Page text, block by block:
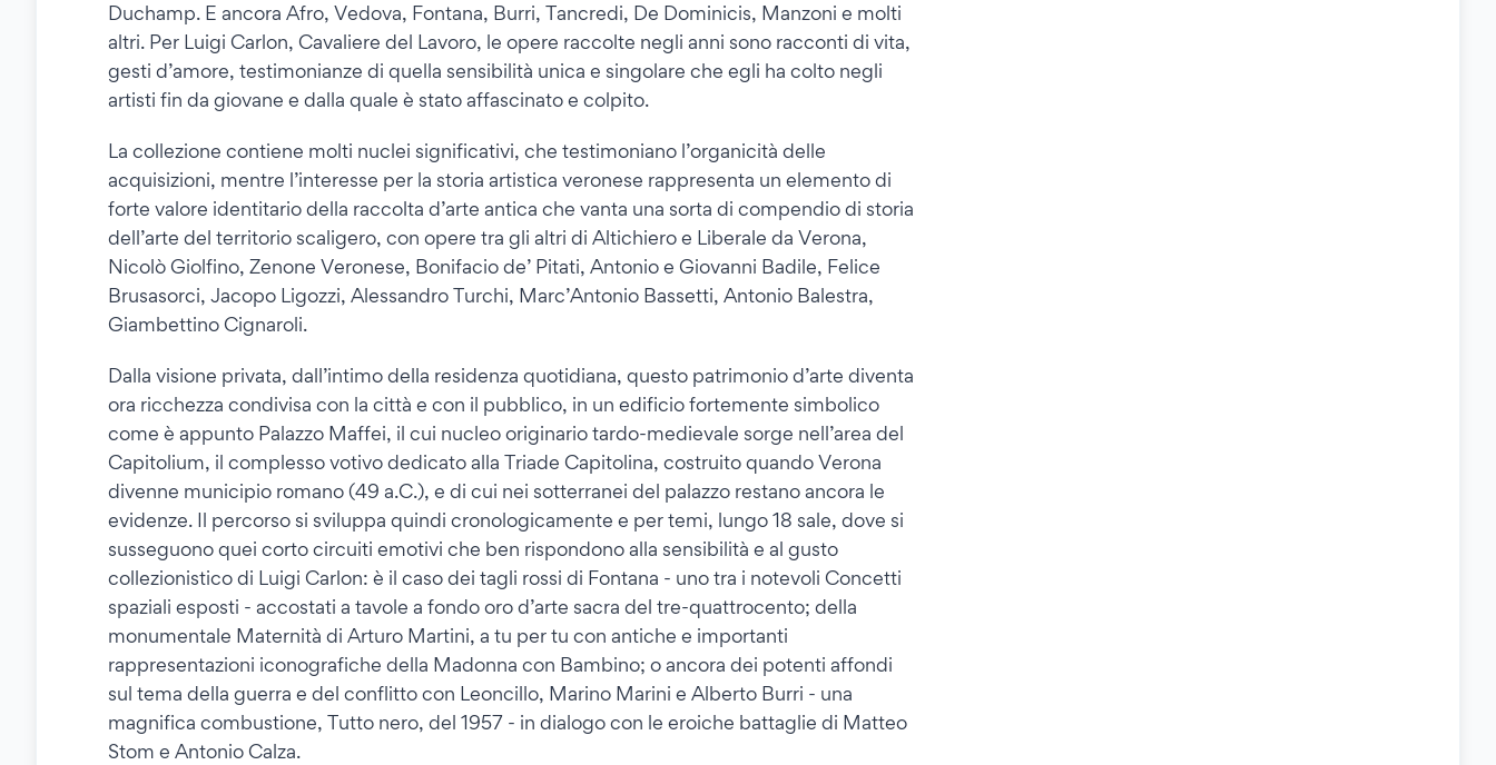
Duchamp. E ancora Afro, Vedova, Fontana, Burri, Tancredi, De Dominicis, Manzoni e molti
altri. Per Luigi Carlon, Cavaliere del Lavoro, le opere raccolte negli anni sono racconti di vita,
gesti d’amore, testimonianze di quella sensibilità unica e singolare che egli ha colto negli
artisti fin da giovane e dalla quale è stato affascinato e colpito.
La collezione contiene molti nuclei significativi, che testimoniano l’organicità delle
acquisizioni, mentre l’interesse per la storia artistica veronese rappresenta un elemento di
forte valore identitario della raccolta d’arte antica che vanta una sorta di compendio di storia
dell’arte del territorio scaligero, con opere tra gli altri di Altichiero e Liberale da Verona,
Nicolò Giolfino, Zenone Veronese, Bonifacio de’ Pitati, Antonio e Giovanni Badile, Felice
Brusasorci, Jacopo Ligozzi, Alessandro Turchi, Marc’Antonio Bassetti, Antonio Balestra,
Giambettino Cignaroli.
Dalla visione privata, dall’intimo della residenza quotidiana, questo patrimonio d’arte diventa
ora ricchezza condivisa con la città e con il pubblico, in un edificio fortemente simbolico
come è appunto Palazzo Maffei, il cui nucleo originario tardo-medievale sorge nell’area del
Capitolium, il complesso votivo dedicato alla Triade Capitolina, costruito quando Verona
divenne municipio romano (49 a.C.), e di cui nei sotterranei del palazzo restano ancora le
evidenze. Il percorso si sviluppa quindi cronologicamente e per temi, lungo 18 sale, dove si
susseguono quei corto circuiti emotivi che ben rispondono alla sensibilità e al gusto
collezionistico di Luigi Carlon: è il caso dei tagli rossi di Fontana - uno tra i notevoli Concetti
spaziali esposti - accostati a tavole a fondo oro d’arte sacra del tre-quattrocento; della
monumentale Maternità di Arturo Martini, a tu per tu con antiche e importanti
rappresentazioni iconografiche della Madonna con Bambino; o ancora dei potenti affondi
sul tema della guerra e del conflitto con Leoncillo, Marino Marini e Alberto Burri - una
magnifica combustione, Tutto nero, del 1957 - in dialogo con le eroiche battaglie di Matteo
Stom e Antonio Calza.